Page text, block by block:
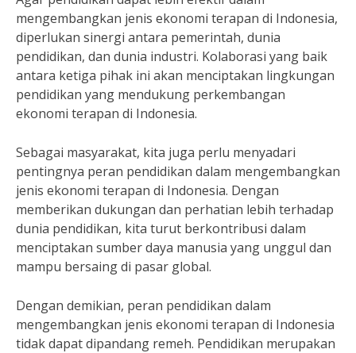
mengembangkan jenis ekonomi terapan di Indonesia,
diperlukan sinergi antara pemerintah, dunia
pendidikan, dan dunia industri. Kolaborasi yang baik
antara ketiga pihak ini akan menciptakan lingkungan
pendidikan yang mendukung perkembangan
ekonomi terapan di Indonesia.
Sebagai masyarakat, kita juga perlu menyadari
pentingnya peran pendidikan dalam mengembangkan
jenis ekonomi terapan di Indonesia. Dengan
memberikan dukungan dan perhatian lebih terhadap
dunia pendidikan, kita turut berkontribusi dalam
menciptakan sumber daya manusia yang unggul dan
mampu bersaing di pasar global.
Dengan demikian, peran pendidikan dalam
mengembangkan jenis ekonomi terapan di Indonesia
tidak dapat dipandang remeh. Pendidikan merupakan